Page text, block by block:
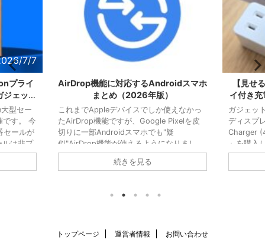
7/7
プライ
ェット
型セー
です。 今
セールが
ルは非プ
事では、
AirDrop機能に対応するAndroidスマホ
まとめ（2026年版）
これまでAppleデバイスでしか使えなかっ
たAirDrop機能ですが、Google Pixelを皮
切りに一部Androidスマホでも"疑
似"AirDrop機能が使えるようになりまし
た。 Quick Share通じてAppleデバイス向
けの送信もちろん、Appleデバイスからの
機能なので対応機種こそ限られますが、
この記事ではAir ...
続きを見る
【見せ
イ付き
ガジェッ
ディスプ
Charger
」を購入
45W出力
トップページ 運営者情報 お問い合わせ